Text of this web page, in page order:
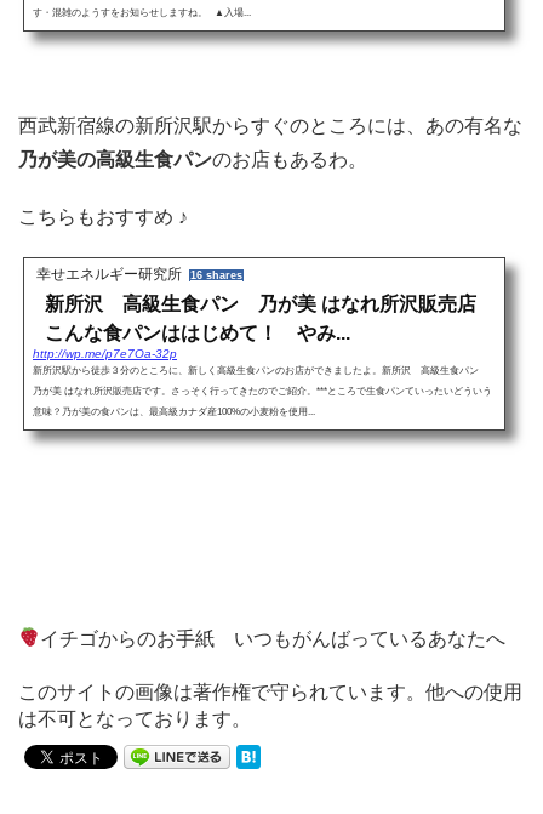
す・混雑のようすをお知らせしますね。 ▲入場...
西武新宿線の新所沢駅からすぐのところには、あの有名な
乃が美の高級生食パンのお店もあるわ。
こちらもおすすめ ♪
幸せエネルギー研究所 16 shares
新所沢 高級生食パン 乃が美 はなれ所沢販売店
こんな食パンははじめて！ やみ...
http://wp.me/p7e7Oa-32p
新所沢駅から徒歩３分のところに、新しく高級生食パンのお店ができましたよ。新所沢 高級生食パン
乃が美 はなれ所沢販売店です。さっそく行ってきたのでご紹介。***ところで生食パンていったいどういう
意味？乃が美の食パンは、最高級カナダ産100%の小麦粉を使用...
イチゴからのお手紙 いつもがんばっているあなたへ
このサイトの画像は著作権で守られています。他への使用
は不可となっております。